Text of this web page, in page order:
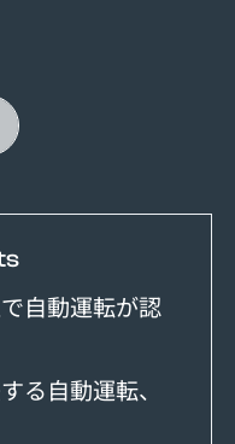
自動運転が認
る自動運転、